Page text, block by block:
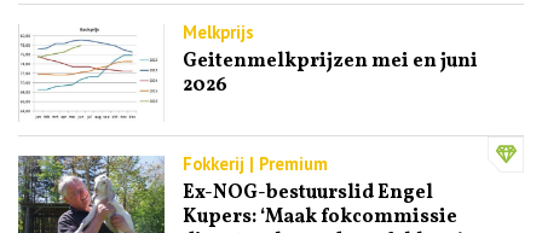
Melkprijs
Geitenmelkprijzen mei en juni
2026
Fokkerij | Premium
Ex-NOG-bestuurslid Engel
Kupers: ‘Maak fokcommissie